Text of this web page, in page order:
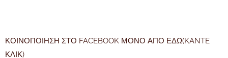
ΚΟΙΝΟΠΟΙΗΣΗ ΣΤΟ FACEBOOK ΜΟΝΟ ΑΠΟ ΕΔΩ(KANTE
ΚΛΙΚ)